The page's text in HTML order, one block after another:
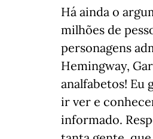
Há ainda o
milhões de
personagens
Hemingway,
analfabetos! Eu
ir ver e
informado.